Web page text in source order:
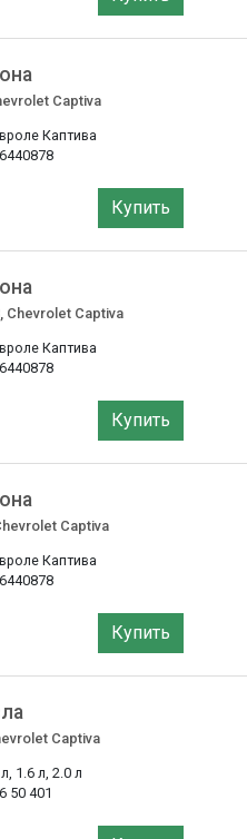
Captiva
Каптива
Купить
Chevrolet Captiva
Каптива
Купить
Captiva
Каптива
Купить
Captiva
1.6 л, 2.0 л
50 401